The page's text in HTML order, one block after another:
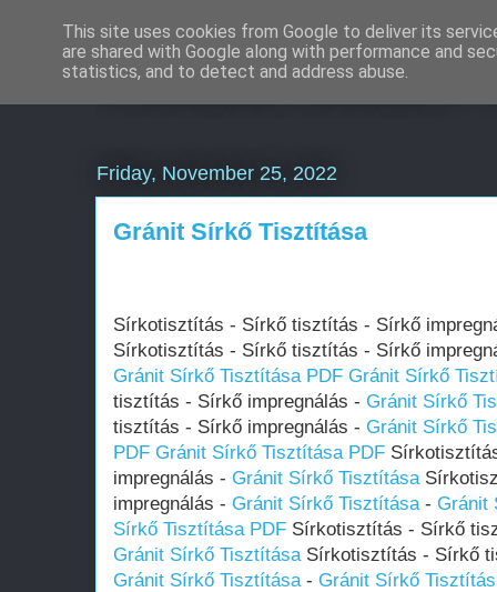
Weboldal készítés -
Friday, November 25, 2022
Gránit Sírkő Tisztítása
Sírkotisztítás - Sírkő tisztítás - Sírkő
Sírkotisztítás - Sírkő tisztítás - Sírkő
Gránit Sírkő Tisztítása PDF Gránit Sírkő
tisztítás - Sírkő impregnálás - Gránit Sírkő
tisztítás - Sírkő impregnálás - Gránit Sírkő
PDF Gránit Sírkő Tisztítása PDF
impregnálás - Gránit Sírkő Tisztítása
impregnálás - Gránit Sírkő Tisztítása- Gránit
Sírkő Tisztítása PDF Sírkotisztítás - Sírkő
Gránit Sírkő TisztításaSírkotisztítás - Sírkő
Gránit Sírkő Tisztítása- Gránit Sírkő
This site uses cookies from Google to deliver its
are shared with Google along with performance and
statistics, and to detect and address abuse.